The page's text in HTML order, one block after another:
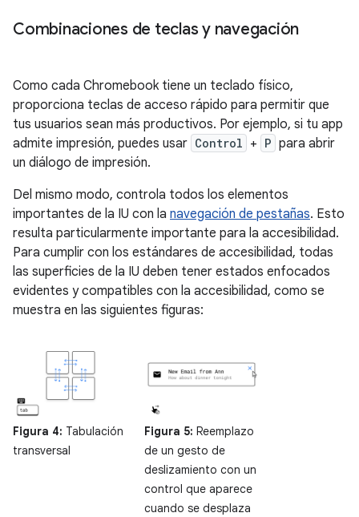
Combinaciones de teclas y navegación
Como cada Chromebook tiene un teclado físico,
proporciona teclas de acceso rápido para permitir que
tus usuarios sean más productivos. Por ejemplo, si tu app
admite impresión, puedes usar Control + P para abrir
un diálogo de impresión.
Del mismo modo, controla todos los elementos
importantes de la IU con la navegación de pestañas. Esto
resulta particularmente importante para la accesibilidad.
Para cumplir con los estándares de accesibilidad, todas
las superficies de la IU deben tener estados enfocados
evidentes y compatibles con la accesibilidad, como se
muestra en las siguientes figuras:
Figura 4: Tabulación
transversal
Figura 5: Reemplazo
de un gesto de
deslizamiento con un
control que aparece
cuando se desplaza